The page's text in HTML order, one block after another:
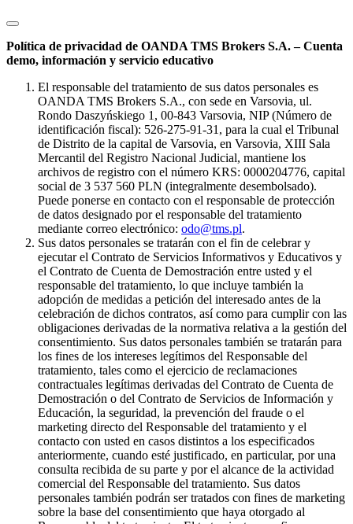
Política de privacidad de OANDA TMS Brokers S.A. – Cuenta
demo, información y servicio educativo
El responsable del tratamiento de sus datos personales es
OANDA TMS Brokers S.A., con sede en Varsovia, ul.
Rondo Daszyńskiego 1, 00-843 Varsovia, NIP (Número de
identificación fiscal): 526-275-91-31, para la cual el Tribunal
de Distrito de la capital de Varsovia, en Varsovia, XIII Sala
Mercantil del Registro Nacional Judicial, mantiene los
archivos de registro con el número KRS: 0000204776, capital
social de 3 537 560 PLN (integralmente desembolsado).
Puede ponerse en contacto con el responsable de protección
de datos designado por el responsable del tratamiento
mediante correo electrónico: odo@tms.pl.
Sus datos personales se tratarán con el fin de celebrar y
ejecutar el Contrato de Servicios Informativos y Educativos y
el Contrato de Cuenta de Demostración entre usted y el
responsable del tratamiento, lo que incluye también la
adopción de medidas a petición del interesado antes de la
celebración de dichos contratos, así como para cumplir con las
obligaciones derivadas de la normativa relativa a la gestión del
consentimiento. Sus datos personales también se tratarán para
los fines de los intereses legítimos del Responsable del
tratamiento, tales como el ejercicio de reclamaciones
contractuales legítimas derivadas del Contrato de Cuenta de
Demostración o del Contrato de Servicios de Información y
Educación, la seguridad, la prevención del fraude o el
marketing directo del Responsable del tratamiento y el
contacto con usted en casos distintos a los especificados
anteriormente, cuando esté justificado, en particular, por una
consulta recibida de su parte y por el alcance de la actividad
comercial del Responsable del tratamiento. Sus datos
personales también podrán ser tratados con fines de marketing
sobre la base del consentimiento que haya otorgado al